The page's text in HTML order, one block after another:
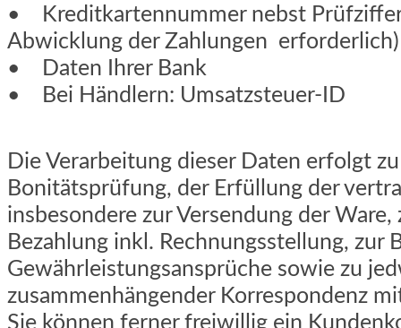
• Kreditkartennummer nebst
Abwicklung der Zahlungen erforderlich)
• Daten Ihrer Bank
• Bei Händlern: Umsatzsteuer-ID
Die Verarbeitung dieser Daten erfolgt
Bonitätsprüfung, der Erfüllung der
insbesondere zur Versendung der
Bezahlung inkl. Rechnungsstellung, zur
Gewährleistungsansprüche sowie zu
zusammenhängender Korrespondenz
Sie können ferner freiwillig ein